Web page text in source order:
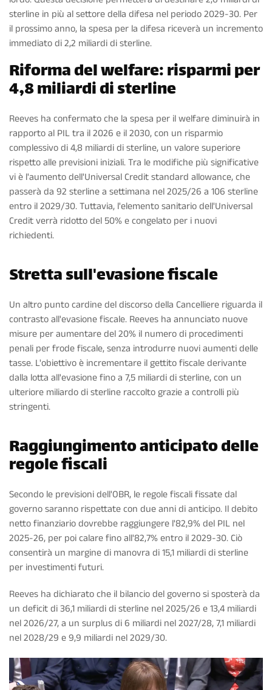
sterline in più al settore della difesa nel periodo 2029-30. Per
il prossimo anno, la spesa per la difesa riceverà un incremento
immediato di 2,2 miliardi di sterline.
Riforma del welfare: risparmi per
4,8 miliardi di sterline
Reeves ha confermato che la spesa per il welfare diminuirà in
rapporto al PIL tra il 2026 e il 2030, con un risparmio
complessivo di 4,8 miliardi di sterline, un valore superiore
rispetto alle previsioni iniziali. Tra le modifiche più significative
vi è l'aumento dell'Universal Credit standard allowance, che
passerà da 92 sterline a settimana nel 2025/26 a 106 sterline
entro il 2029/30. Tuttavia, l'elemento sanitario dell'Universal
Credit verrà ridotto del 50% e congelato per i nuovi
richiedenti.
Stretta sull'evasione fiscale
Un altro punto cardine del discorso della Cancelliere riguarda il
contrasto all'evasione fiscale. Reeves ha annunciato nuove
misure per aumentare del 20% il numero di procedimenti
penali per frode fiscale, senza introdurre nuovi aumenti delle
tasse. L'obiettivo è incrementare il gettito fiscale derivante
dalla lotta all'evasione fino a 7,5 miliardi di sterline, con un
ulteriore miliardo di sterline raccolto grazie a controlli più
stringenti.
Raggiungimento anticipato delle
regole fiscali
Secondo le previsioni dell'OBR, le regole fiscali fissate dal
governo saranno rispettate con due anni di anticipo. Il debito
netto finanziario dovrebbe raggiungere l'82,9% del PIL nel
2025-26, per poi calare fino all'82,7% entro il 2029-30. Ciò
consentirà un margine di manovra di 15,1 miliardi di sterline
per investimenti futuri.
Reeves ha dichiarato che il bilancio del governo si sposterà da
un deficit di 36,1 miliardi di sterline nel 2025/26 e 13,4 miliardi
nel 2026/27, a un surplus di 6 miliardi nel 2027/28, 7,1 miliardi
nel 2028/29 e 9,9 miliardi nel 2029/30.